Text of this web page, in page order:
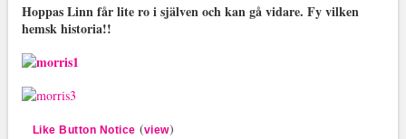
Hoppas Linn får lite ro i själven och kan gå vidare. Fy vilken
hemsk historia!!
Like Button Notice (view)